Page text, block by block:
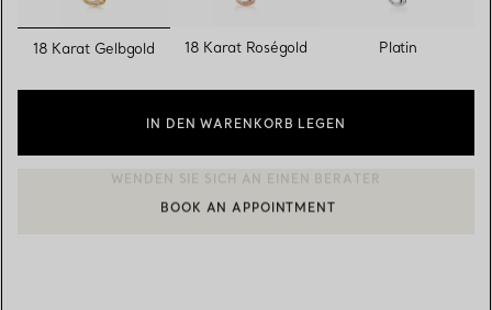
ausgewählt
18 Karat Gelbgold 18 Karat Roségold Platin
IN DEN WARENKORB LEGEN
EINEN KUNDENBERATER KONTAKTIEREN ODER EINEN
BOOK AN APPOINTMENT